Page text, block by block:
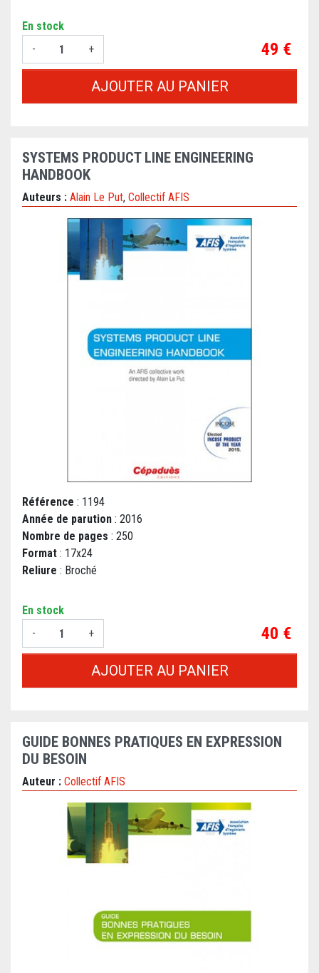
En stock
-
+ Prix
49 €
AJOUTER AU PANIER
SYSTEMS PRODUCT LINE ENGINEERING
HANDBOOK
Auteurs : Alain Le Put, Collectif AFIS
Référence : 1194
Année de parution : 2016
Nombre de pages : 250
Format : 17x24
Reliure : Broché
En stock
-
+ Prix
40 €
AJOUTER AU PANIER
GUIDE BONNES PRATIQUES EN EXPRESSION
DU BESOIN
Auteur : Collectif AFIS